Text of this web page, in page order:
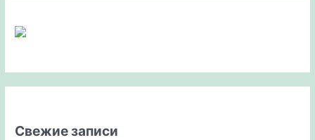
Свежие записи